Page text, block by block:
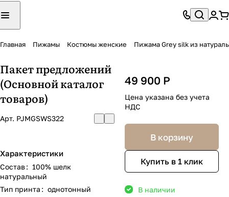
Главная Пижамы Костюмы женские Пижама Grey silk из
Пакет предложений
(Основной каталог
товаров)
Арт. PJMGSWS322
Характеристики
Состав: 100% шелк
натуральный
Тип принта : однотонный
49 900 Р
Цена указана без учета
НДС
В корзину
Купить в 1 клик
В наличии